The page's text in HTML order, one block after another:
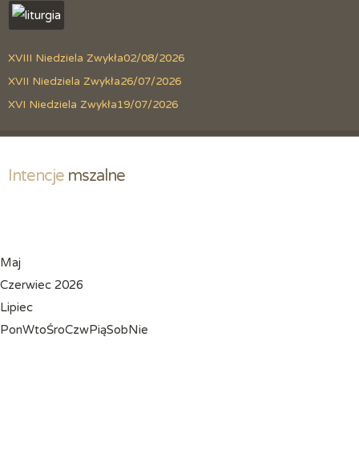
XVIII Niedziela Zwykła02/08/2026
XVII Niedziela Zwykła26/07/2026
XVI Niedziela Zwykła19/07/2026
Intencje mszalne
Maj
Czerwiec 2026
Lipiec
PonWtoŚroCzwPiąSobNie